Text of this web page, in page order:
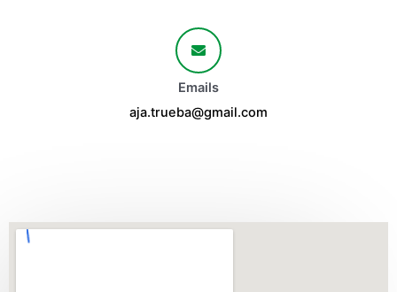
Emails
aja.trueba@gmail.com